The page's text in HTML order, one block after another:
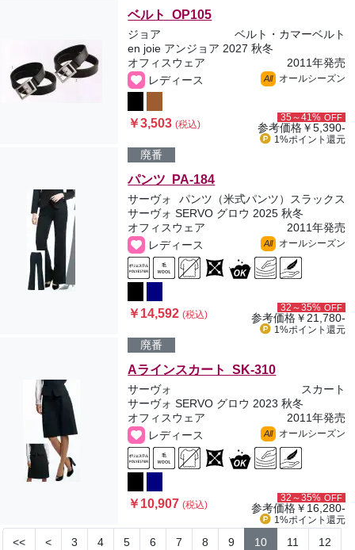
ベルト OP105
ジョア
ベルト・カマーベルト
en joie アンジョア 2027 秋冬
オフィスウェア
2011年発売
レディース
All オールシーズン
￥3,503(税込)
35～41% OFF
参考価格￥5,390-
1%ポイント 還元
廃番
パンツ PA-184
サーヴォ
パンツ（米式パンツ）スラックス
サーヴォ SERVO グロウ 2025 秋冬
オフィスウェア
2011年発売
レディース
All オールシーズン
￥14,592(税込)
32～35% OFF
参考価格￥21,780-
1%ポイント 還元
廃番
Aラインスカート SK-310
サーヴォ
スカート
サーヴォ SERVO グロウ 2023 秋冬
オフィスウェア
2011年発売
レディース
All オールシーズン
￥10,907(税込)
32～35% OFF
参考価格￥16,280-
1%ポイント 還元
<< < 3 4 5 6 7 8 9 10 11 12